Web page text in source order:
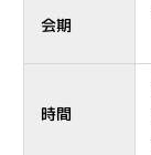
会期
時間